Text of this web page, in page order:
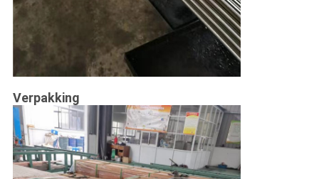
Verpakking